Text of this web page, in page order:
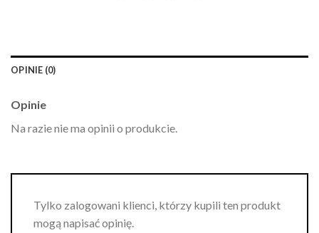
OPINIE (0)
Opinie
Na razie nie ma opinii o produkcie.
Tylko zalogowani klienci, którzy kupili ten produkt
mogą napisać opinię.